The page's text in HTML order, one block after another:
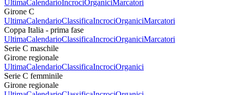
UltimaCalendarioIncrociOrganiciMarcatori
Girone C
UltimaCalendarioClassificaIncrociOrganiciMarcatori
Coppa Italia - prima fase
UltimaCalendarioClassificaIncrociOrganiciMarcatori
Serie C maschile
Girone regionale
UltimaCalendarioClassificaIncrociOrganici
Serie C femminile
Girone regionale